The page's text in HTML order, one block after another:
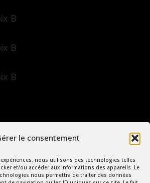
le consentement
nous utilisons des technologies telles
et/ou accéder aux informations des appareils. Le
nous permettra de traiter des données
B
B
B